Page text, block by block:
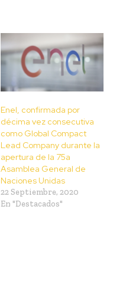
Enel, confirmada por
décima vez consecutiva
como Global Compact
Lead Company durante la
apertura de la 75a
Asamblea General de
Naciones Unidas
22 Septiembre, 2020
En "Destacados"